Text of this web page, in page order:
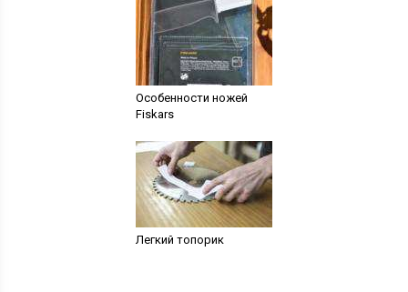
Особенности ножей
Fiskars
Легкий топорик